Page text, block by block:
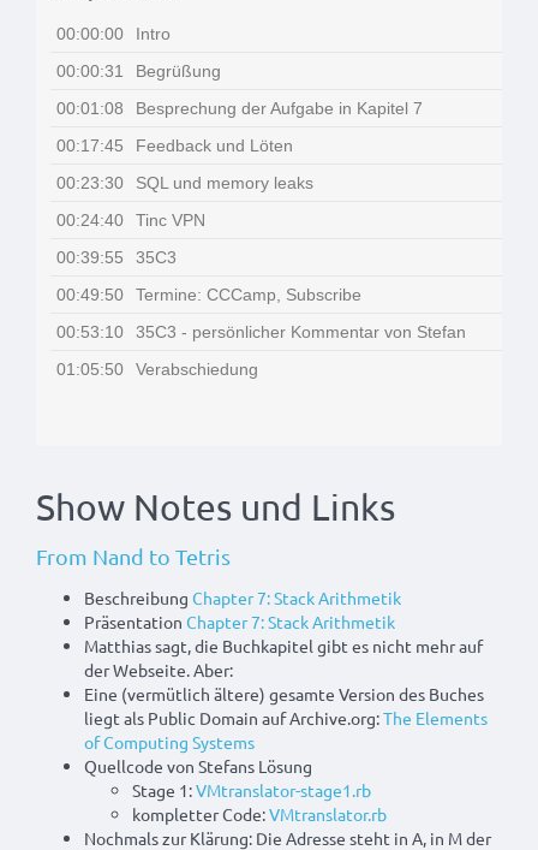
Show Notes und Links
From Nand to Tetris
Beschreibung Chapter 7: Stack Arithmetik
Präsentation Chapter 7: Stack Arithmetik
Matthias sagt, die Buchkapitel gibt es nicht mehr auf
der Webseite. Aber:
Eine (vermütlich ältere) gesamte Version des Buches
liegt als Public Domain auf Archive.org:The Elements
of Computing Systems
Quellcode von Stefans Lösung
Stage 1:VMtranslator-stage1.rb
kompletter Code:VMtranslator.rb
Nochmals zur Klärung: Die Adresse steht in A, in M der